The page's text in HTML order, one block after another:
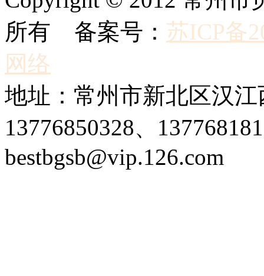
所有 备案号： 苏ICP备
网络
地址：常州市新北区汉
13776850328、
bestbgsb@vip.126.com